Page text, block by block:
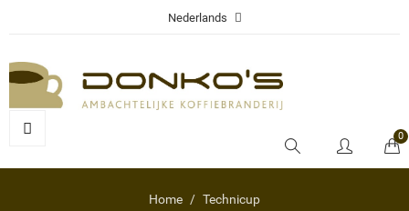
Nederlands
0
Home Technicup